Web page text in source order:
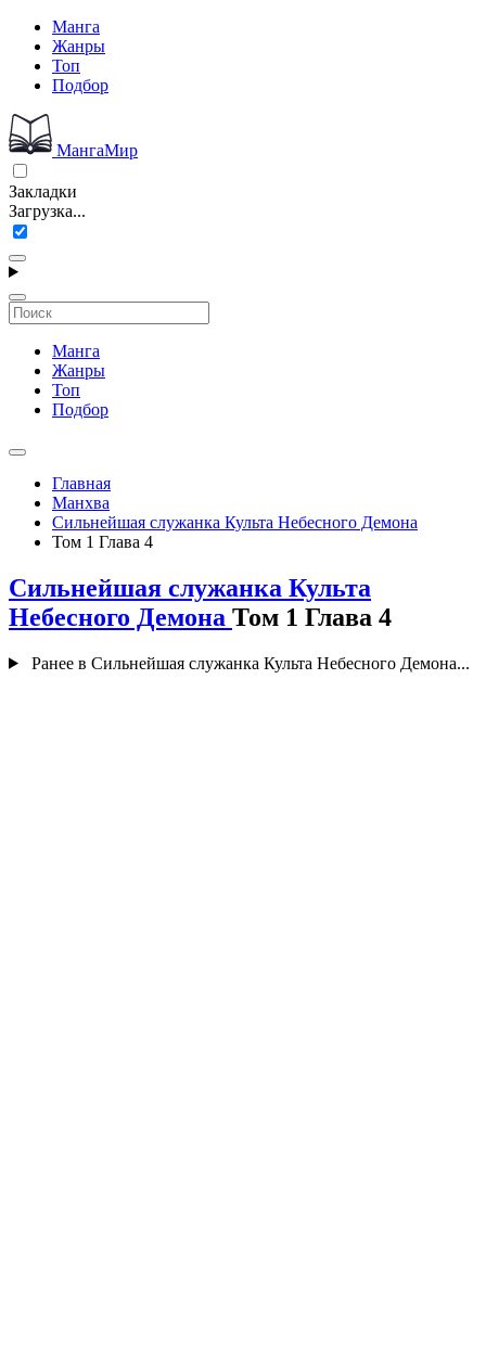
Манга
Жанры
Топ
Подбор
МангаМир
Закладки
Загрузка...
Манга
Жанры
Топ
Подбор
Главная
Манхва
Сильнейшая служанка Культа Небесного Демона
Том 1 Глава 4
Сильнейшая служанка Культа
Небесного Демона Том 1 Глава 4
Ранее в Сильнейшая служанка Культа Небесного Демона...